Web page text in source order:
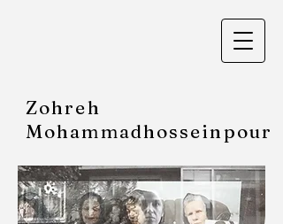
Zohreh
Mohammadhosseinpour